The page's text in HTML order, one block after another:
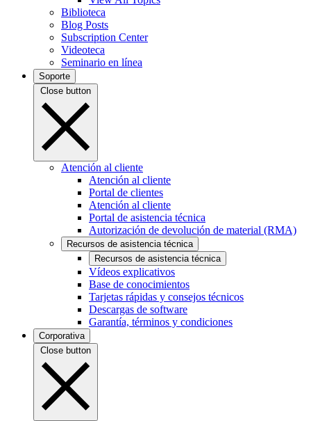
Biblioteca
Blog Posts
Subscription Center
Videoteca
Seminario en línea
Soporte
Close button
Atención al cliente
Atención al cliente
Portal de clientes
Atención al cliente
Portal de asistencia técnica
Autorización de devolución de material (RMA)
Recursos de asistencia técnica
Recursos de asistencia técnica
Vídeos explicativos
Base de conocimientos
Tarjetas rápidas y consejos técnicos
Descargas de software
Garantía, términos y condiciones
Corporativa
Close button